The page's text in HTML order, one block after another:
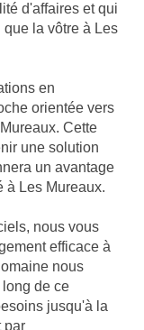
d'affaires et qui
la vôtre à Les
en
orientée vers
Cette
une solution
un avantage
à Les Mureaux.
nous vous
efficace à
nous
de ce
jusqu'à la
par